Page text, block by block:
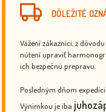
DÔLEŽITÉ
Vážení zákazníci, z
nútení upraviť
ich bezpečnú prepravu.
Posledným dňom
Výnimkou je iba